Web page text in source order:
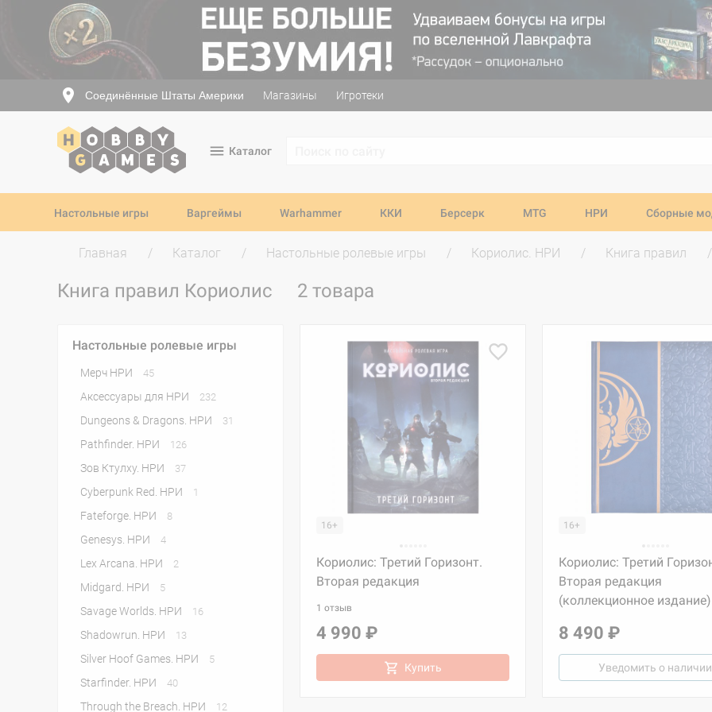
Соединённые Штаты Америки Магазины Игротеки
Каталог
Настольные игры Варгеймы Warhammer ККИ Берсерк MTG НРИ Сборные
Главная Каталог Настольные ролевые игры Кориолис. НРИ Книга правил
Книга правил Кориолис 2 товара
Настольные ролевые игры
Мерч НРИ 45
Аксессуары для НРИ 232
Dungeons & Dragons. НРИ 31
Pathfinder. НРИ 126
Зов Ктулху. НРИ 37
Cyberpunk Red. НРИ 1
Fateforge. НРИ 8
Genesys. НРИ 4
Lex Arcana. НРИ 2
Midgard. НРИ 5
Savage Worlds. НРИ 16
Shadowrun. НРИ 13
Silver Hoof Games. НРИ 5
Starfinder. НРИ 40
Through the Breach. НРИ 12
16+
Кориолис: Третий Горизонт.
Вторая редакция
1 отзыв
4 990 ₽
Купить
16+
Кориолис: Третий
Вторая редакция
(коллекционное издание)
8 490 ₽
Уведомить о наличии